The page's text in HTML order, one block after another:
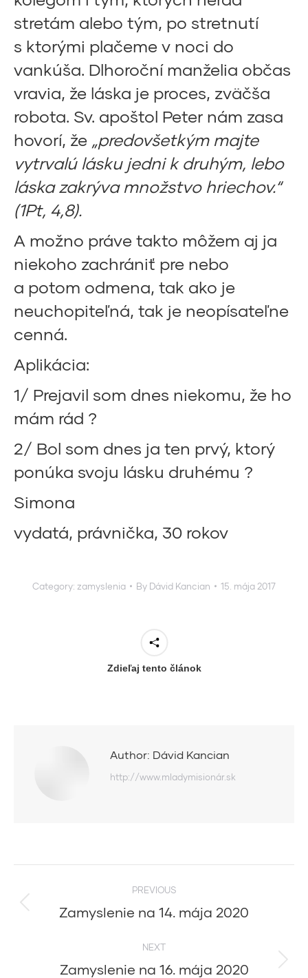
stretám alebo tým, po stretnutí
s ktorými plačeme v noci do
vankúša. Dlhoroční manželia občas
vravia, že láska je proces, zväčša
robota. Sv. apoštol Peter nám zasa
hovorí, že „predovšetkým majte
vytrvalú lásku jedni k druhým, lebo
láska zakrýva množstvo hriechov.“
(1Pt, 4,8).
A možno práve takto môžem aj ja
niekoho zachrániť pre nebo
a potom odmena, tak ako je
neuchopiteľná, tak je neopísateľne
cenná.
Aplikácia:
1/ Prejavil som dnes niekomu, že ho
mám rád ?
2/ Bol som dnes ja ten prvý, ktorý
ponúka svoju lásku druhému ?
Simona
vydatá, právnička, 30 rokov
Category: zamyslenia By Dávid Kancian 15. mája 2017
Zdieľaj tento článok
Author: Dávid Kancian
http://www.mladymisionár.sk
navigation
PREVIOUS
Previous
Zamyslenie na 14. mája 2020
NEXT
Next
Zamyslenie na 16. mája 2020